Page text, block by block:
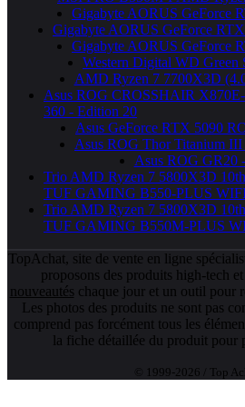
Gigabyte AORUS GeForce
Gigabyte AORUS GeForce
Gigabyte AORUS GeForce
Western Digital WD Green
AMD Ryzen 7 7700X3D
Asus ROG CROSSHAIR
360 - Edition 20
Asus GeForce RTX 5090
Asus ROG Thor Titanium
Asus ROG GR20
Trio AMD Ryzen 7 5800X3D
TUF GAMING B550-PLUS
Trio AMD Ryzen 7 5800X3D
TUF GAMING B550M-PLUS
TopAchat, site de vente en ligne
proposons des produits high-tech
nouveautés chaque jour et un outil pour
Les photos des produits ne sont pas
comprend pas forcément tous les
la fiche détaillée du produit pour
© 1999-2026 / Top